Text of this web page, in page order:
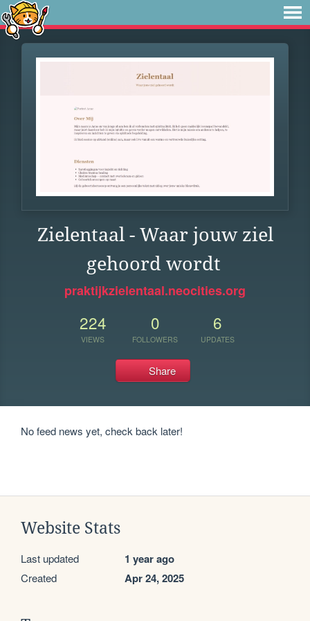
Zielentaal - Waar jouw ziel
gehoord wordt
praktijkzielentaal.neocities.org
224
VIEWS
0
FOLLOWERS
6
UPDATES
Share
No feed news yet, check back later!
Website Stats
Last updated 1 year ago
Created Apr 24, 2025